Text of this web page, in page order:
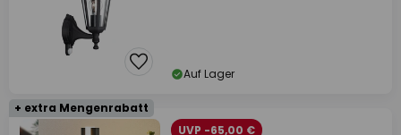
Auf Lager
+ extra Mengenrabatt
UVP -65,00 €